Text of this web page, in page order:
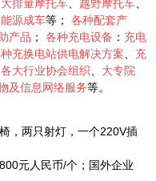
大排量摩托车 越野摩托车
源成车等； 各种配套产
产品 ； 各种充电设备 ： 充电
充换电站供电解决方案
充
各大行业协会组织
大专院
及信息网络服务等。
，两只射灯，一个220V插
元人民币/个；国外企业